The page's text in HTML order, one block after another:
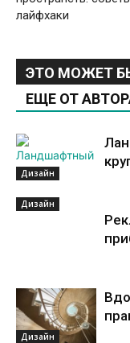
лайфхаки
ЭТО МОЖЕТ
ЕЩЕ ОТ
Дизайн
Дизайн
Дизайн